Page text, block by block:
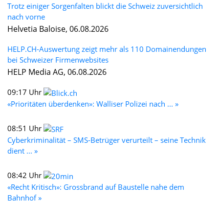
Trotz einiger Sorgenfalten blickt die Schweiz zuversichtlich
nach vorne
Helvetia Baloise, 06.08.2026
HELP.CH-Auswertung zeigt mehr als 110 Domainendungen
bei Schweizer Firmenwebsites
HELP Media AG, 06.08.2026
09:17 Uhr
«Prioritäten überdenken»: Walliser Polizei nach ... »
08:51 Uhr
Cyberkriminalität – SMS-Betrüger verurteilt – seine Technik
dient ... »
08:42 Uhr
«Recht Kritisch»: Grossbrand auf Baustelle nahe dem
Bahnhof »